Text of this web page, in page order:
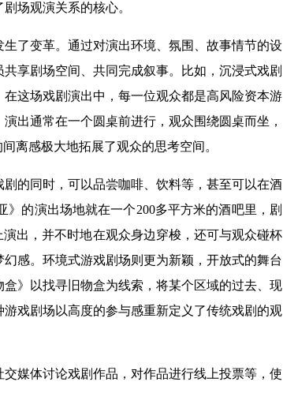
场观演关系的核心。
了变革。通过对演出环境、氛围、故事情节的设
享剧场空间、共同完成叙事。比如，沉浸式戏剧
这场戏剧演出中，每一位观众都是高风险资本游
出通常在一个圆桌前进行，观众围绕圆桌而坐，
离感极大地拓展了观众的思考空间。
的同时，可以品尝咖啡、饮料等，甚至可以在酒
的演出场地就在一个200多平方米的酒吧里，剧
出，并不时地在观众身边穿梭，还可与观众碰杯
感。环境式游戏剧场则更为新颖，开放式的舞台
》以找寻旧物盒为线索，将某个区域的过去、现
戏剧场以高度的参与感重新定义了传统戏剧的观
媒体讨论戏剧作品，对作品进行线上投票等，使